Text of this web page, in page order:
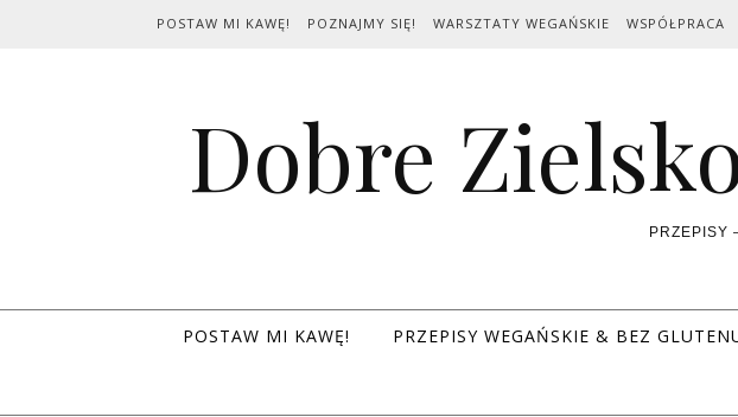
POSTAW MI KAWĘ! POZNAJMY SIĘ! WARSZTATY WEGAŃSKIE WSPÓŁPRACA
Dobre
PRZEPISY
POSTAW MI KAWĘ! PRZEPISY WEGAŃSKIE & BEZ